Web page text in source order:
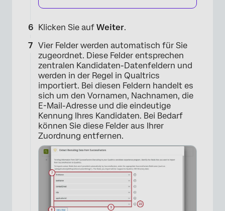
×
Klicken Sie auf Weiter.
Vier Felder werden automatisch für Sie
zugeordnet. Diese Felder entsprechen
zentralen Kandidaten-Datenfeldern und
werden in der Regel in Qualtrics
importiert. Bei diesen Feldern handelt es
sich um den Vornamen, Nachnamen, die
E-Mail-Adresse und die eindeutige
Kennung Ihres Kandidaten. Bei Bedarf
können Sie diese Felder aus Ihrer
Zuordnung entfernen.